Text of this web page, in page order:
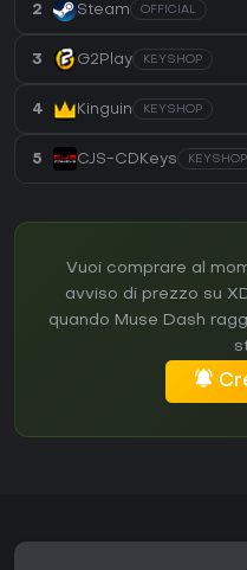
2 Steam OFFICIAL
3 G2Play KEYSHOP
4 Kinguin KEYSHOP
5 CJS-CDKeys KEYSHOP
Vuoi comprare al
avviso di prezzo su
quando Muse Dash